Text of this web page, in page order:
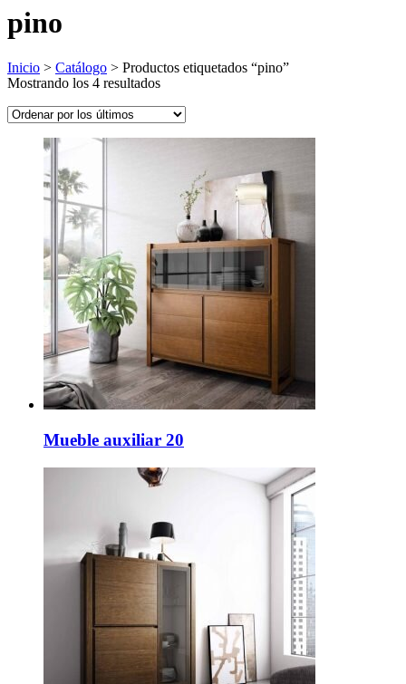
pino
Inicio > Catálogo > Productos etiquetados “pino”
Mostrando los 4 resultadosOrdenado
los
Mueble auxiliar 20